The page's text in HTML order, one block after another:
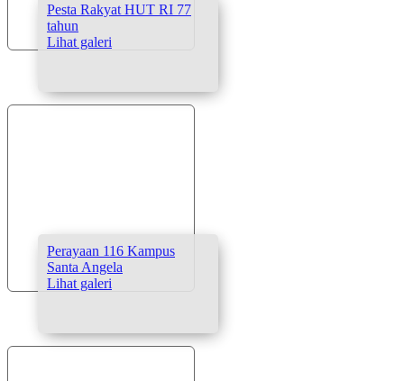
Pesta Rakyat HUT RI 77
tahun
Lihat galeri
Perayaan 116 Kampus
Santa Angela
Lihat galeri